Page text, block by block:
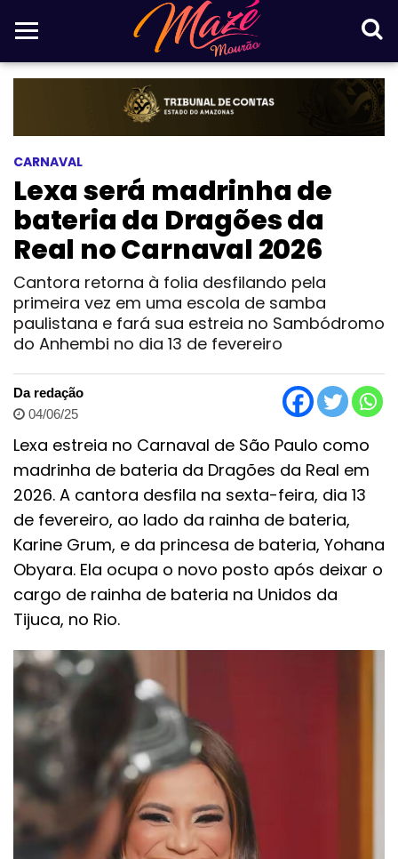
CARNAVAL
Lexa será madrinha de
bateria da Dragões da
Real no Carnaval 2026
Cantora retorna à folia desfilando pela
primeira vez em uma escola de samba
paulistana e fará sua estreia no Sambódromo
do Anhembi no dia 13 de fevereiro
Da redação
04/06/25
Lexa estreia no Carnaval de São Paulo como
madrinha de bateria da Dragões da Real em
2026. A cantora desfila na sexta-feira, dia 13
de fevereiro, ao lado da rainha de bateria,
Karine Grum, e da princesa de bateria, Yohana
Obyara. Ela ocupa o novo posto após deixar o
cargo de rainha de bateria na Unidos da
Tijuca, no Rio.